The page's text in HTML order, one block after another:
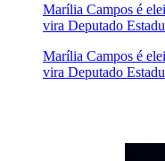
Marília Campos é
vira Deputado
Marília Campos é
vira Deputado